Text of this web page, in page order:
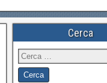
Cerca